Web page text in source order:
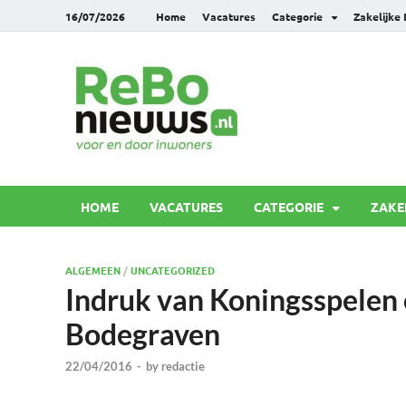
16/07/2026 Home Vacatures Categorie Zakelijke
HOME VACATURES CATEGORIE
ALGEMEEN /UNCATEGORIZED
Indruk van
Bodegraven
22/04/2016 - by redactie